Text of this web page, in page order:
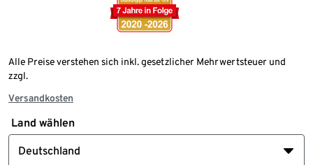
Alle Preise verstehen sich inkl. gesetzlicher Mehrwertsteuer und
zzgl.
Versandkosten
Land wählen
Deutschland